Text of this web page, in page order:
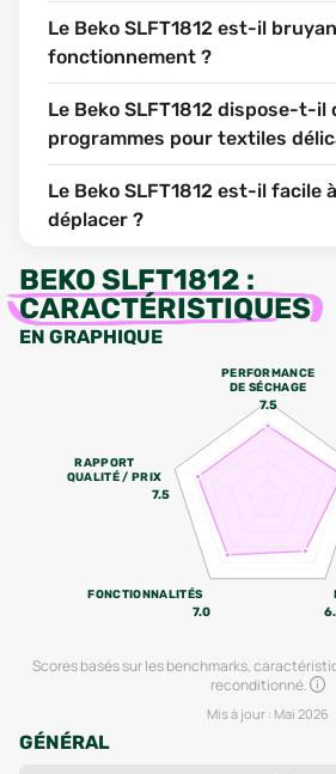
Le Beko SLFT1812 est-il
fonctionnement ?
Le Beko SLFT1812 dispose-t-il
programmes pour textiles
Le Beko SLFT1812 est-il facile
déplacer ?
BEKO SLFT1812 :
CARACTÉRISTIQUES
EN GRAPHIQUE
PERFORMANCE
DE SÉCHAGE
7.5
FONCTIONNALITÉS
7.0
RAPPORT
QUALITÉ / PRIX
7.5
Scores basés sur les benchmarks,
reconditionné.
Mis à jour : Mai 2026
GÉNÉRAL